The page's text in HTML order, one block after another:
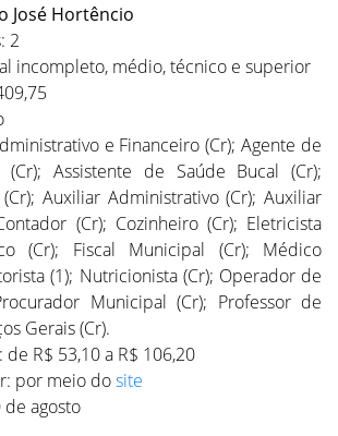
José Hortêncio
2
incompleto, médio, técnico e superior
e Financeiro (Cr); Agente de
(Cr); Assistente de Saúde Bucal (Cr);
Auxiliar Administrativo (Cr); Auxiliar
(Cr); Cozinheiro (Cr); Eletricista
(Cr); Fiscal Municipal (Cr); Médico
(1); Nutricionista (Cr); Operador de
Municipal (Cr); Professor de
Gerais (Cr).
R$ 53,10 a R$ 106,20
por meio dosite
de agosto